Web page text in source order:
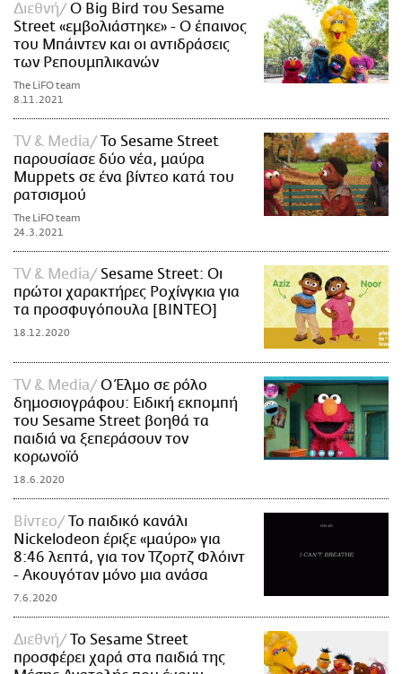
Διεθνή
O Big Bird του Sesame
Street «εμβολιάστηκε» - Ο έπαινος
του Μπάιντεν και οι αντιδράσεις
των Ρεπουμπλικανών
The LiFO team
8.11.2021
TV & Media
Το Sesame Street
παρουσίασε δύο νέα, μαύρα
Muppets σε ένα βίντεο κατά του
ρατσισμού
The LiFO team
24.3.2021
TV & Media
Sesame Street: Οι
πρώτοι χαρακτήρες Ροχίνγκια για
τα προσφυγόπουλα [ΒΙΝΤΕΟ]
18.12.2020
TV & Media
O Έλμο σε ρόλο
δημοσιογράφου: Ειδική εκπομπή
του Sesame Street βοηθά τα
παιδιά να ξεπεράσουν τον
κορωνοϊό
18.6.2020
Βίντεο
Το παιδικό κανάλι
Nickelodeon έριξε «μαύρο» για
8:46 λεπτά, για τον Τζορτζ Φλόιντ
- Ακουγόταν μόνο μια ανάσα
7.6.2020
Διεθνή
Το Sesame Street
προσφέρει χαρά στα παιδιά της